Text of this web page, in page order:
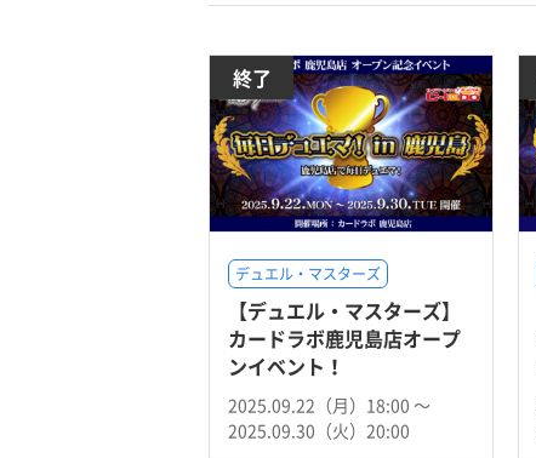
終了
デュエル・マスターズ
【デュエル・マスターズ】
カードラボ鹿児島店オープ
ンイベント！
2025.09.22（月）18:00 〜
2025.09.30（火）20:00